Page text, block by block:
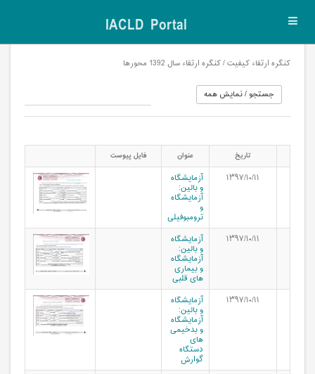
IACLD Portal
کنگره ارتقاء کیفیت / کنگره ارتقاء سال 1392 محورها
تاریخ عنوان فایل پیوست
۱۳۹۷/۱۰/۱۱ آزمایشگاه
و بالین:
آزمایشگاه
و
ترومبوفیلی
۱۳۹۷/۱۰/۱۱
آزمایشگاه
و بالین:
آزمایشگاه
و بیماری
های قلبی
۱۳۹۷/۱۰/۱۱
آزمایشگاه
و بالین:
آزمایشگاه
و بدخیمی
های
دستگاه
گوارش